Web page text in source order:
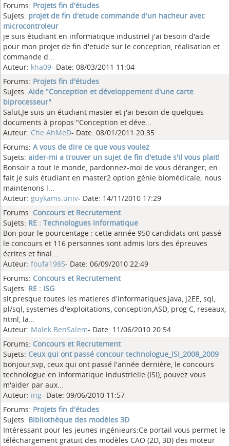
Forums: Projets fin d'études
Sujets: projet de fin d'etude commande d'un hacheur avec
microcontroleur
je suis étudiant en informatique industriel j'ai besoin d'aide
pour mon projet de fin d'etude sur le conception, réalisation et
commande d...
Auteur: kha09- Date: 08/03/2011 11:04
Forums: Projets fin d'études
Sujets: Aide "Conception et développement d'une carte
biprocesseur"
Salut,Je suis un étudiant master et j'ai besoin de quelques
documents à propos "Conception et déve...
Auteur: Che AhMeD- Date: 08/01/2011 20:35
Forums: A vous de dire ce que vous voulez
Sujets: aider-mi a trouver un sujet de fin d'etude s'il vous plait!
Bonsoir a tout le monde, pardonnez-moi de vous déranger; en
fait je suis étudiant en master2 option génie biomédicale; nous
maintenons l...
Auteur: guykams.univ- Date: 14/11/2010 17:29
Forums: Concours et Recrutement
Sujets: RE : Technologues informatique
Bon pour le pourcentage : cette année 950 candidats ont passé
le concours et 116 personnes sont admis lors des épreuves
écrites et final...
Auteur: foufa1985- Date: 06/09/2010 22:49
Forums: Concours et Recrutement
Sujets: RE : ISG
slt,presque toutes les matieres d'informatiques,java, j2EE, sql,
pl/sql, systemes d'exploitations, conception,ASD, prog C, reseaux,
html, la...
Auteur: Malek.BenSalem- Date: 11/06/2010 20:54
Forums: Concours et Recrutement
Sujets: Ceux qui ont passé concour technologue_ISI_2008_2009
bonjour,svp, ceux qui ont passé l'année dernière, le concours
technologue en informatique industrielle (ISI), pouvez vous
m'aider par aux...
Auteur: ing- Date: 09/06/2010 11:57
Forums: Projets fin d'études
Sujets: Bibliothèque des modèles 3D
Intéressant pour les jeunes ingénieurs:Ce portail vous permet le
téléchargement gratuit des modèles CAO (2D, 3D) des moteur